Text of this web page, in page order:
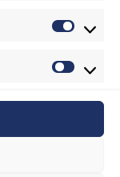
cookie (UE)|